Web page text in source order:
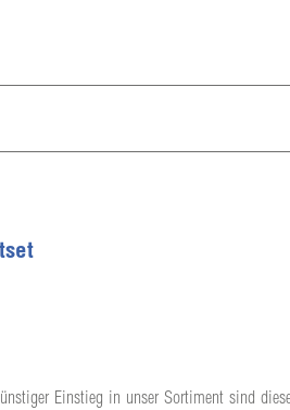
Einstieg in unser Sortiment sind